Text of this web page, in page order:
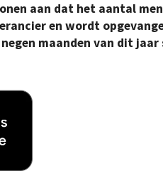
aan dat het aantal
en wordt
maanden van dit